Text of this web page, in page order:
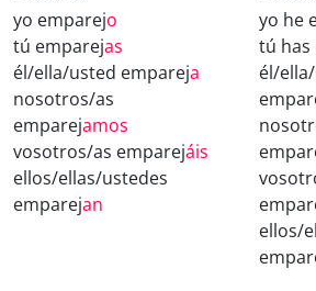
yo emparejo
tú emparejas
él/ella/usted empareja
nosotros/as
emparejamos
vosotros/as emparejáis
ellos/ellas/ustedes
emparejan
yo he
tú has
él/
ellos/